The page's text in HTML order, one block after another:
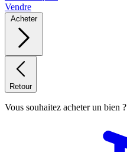
Vendre
Acheter
Retour
Vous souhaitez acheter un bien ?